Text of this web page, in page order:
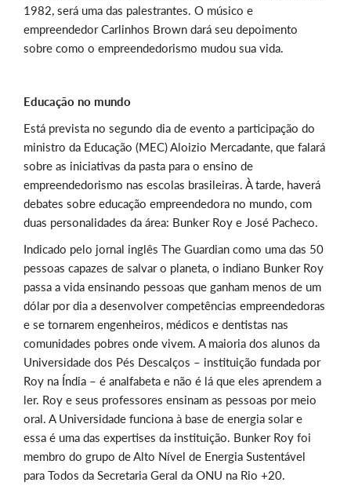
1982, será uma das palestrantes. O músico e
empreendedor Carlinhos Brown dará seu depoimento
sobre como o empreendedorismo mudou sua vida.
Educação no mundo
Está prevista no segundo dia de evento a participação do
ministro da Educação (MEC) Aloizio Mercadante, que falará
sobre as iniciativas da pasta para o ensino de
empreendedorismo nas escolas brasileiras. À tarde, haverá
debates sobre educação empreendedora no mundo, com
duas personalidades da área: Bunker Roy e José Pacheco.
Indicado pelo jornal inglês The Guardian como uma das 50
pessoas capazes de salvar o planeta, o indiano Bunker Roy
passa a vida ensinando pessoas que ganham menos de um
dólar por dia a desenvolver competências empreendedoras
e se tornarem engenheiros, médicos e dentistas nas
comunidades pobres onde vivem. A maioria dos alunos da
Universidade dos Pés Descalços – instituição fundada por
Roy na Índia – é analfabeta e não é lá que eles aprendem a
ler. Roy e seus professores ensinam as pessoas por meio
oral. A Universidade funciona à base de energia solar e
essa é uma das expertises da instituição. Bunker Roy foi
membro do grupo de Alto Nível de Energia Sustentável
para Todos da Secretaria Geral da ONU na Rio +20.